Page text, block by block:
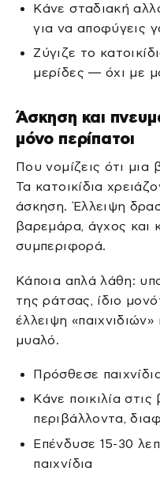
Κάνε σταδιακή
για να αποφύγεις
Ζύγιζε το
μερίδες — όχι με
Άσκηση και
μόνο περίπατοι
Που νομίζεις ότι μια
Τα κατοικίδια
άσκηση. Έλλειψη
βαρεμάρα, άγχος και
συμπεριφορά.
Κάποια απλά λάθη:
της ράτσας, ίδιο
έλλειψη
μυαλό.
Πρόσθεσε
Κάνε ποικιλία
περιβάλλοντα,
Επένδυσε 15-30
παιχνίδια